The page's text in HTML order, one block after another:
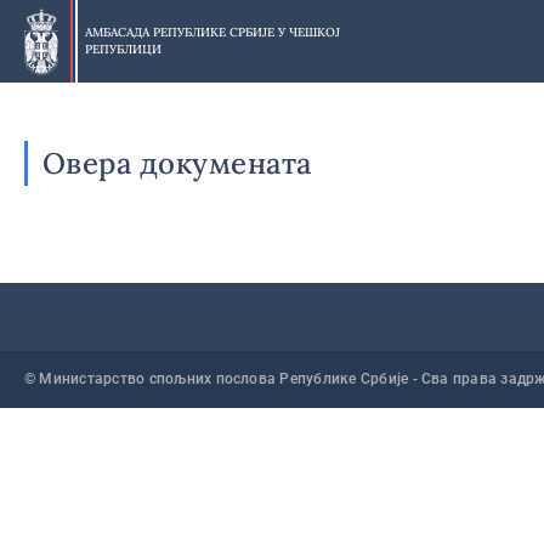
Прескочи
главни
део
АМБАСАДА РЕПУБЛИКЕ СРБИЈЕ У ЧЕШКОЈ
РЕПУБЛИЦИ
Овера докумената
© Министарство спољних послова Републике Србије - Сва права